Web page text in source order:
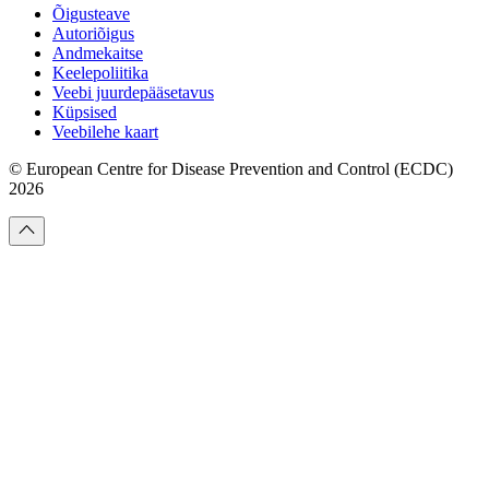
Õigusteave
Autoriõigus
Andmekaitse
Keelepoliitika
Veebi juurdepääsetavus
Küpsised
Veebilehe kaart
© European Centre for Disease Prevention and Control (ECDC)
2026